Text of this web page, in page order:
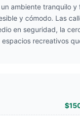
ambiente tranquilo
y cómodo. Las
en seguridad, la
recreativos